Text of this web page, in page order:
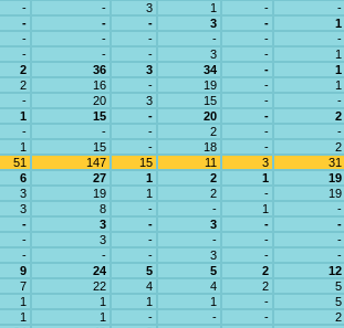
- - 3 1 - -
- - - 3 - 1
- - - - - -
- - - 3 - 1
2 36 3 34 - 1
2 16 - 19 - 1
- 20 3 15 - -
1 15 - 20 - 2
- - - 2 - -
1 15 - 18 - 2
51 147 15 11 3 31
6 27 1 2 1 19
3 19 1 2 - 19
3 8 - - 1 -
- 3 - 3 - -
- 3 - - - -
- - - 3 - -
9 24 5 5 2 12
7 22 4 4 2 5
1 1 1 1 - 5
1 1 - - - 2